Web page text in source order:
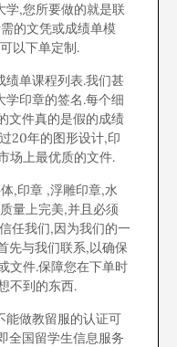
学,您所要做的就是联
的文凭或成绩单模
以下单定制.
绩单课程列表.我们甚
学印章的签名.每个细
文件真的是假的成绩
20年的图形设计,印
场上最优质的文件.
,印章 ,浮雕印章,水
量上完美,并且必须
任我们,因为我们的一
先与我们联系,以确保
文件.保障您在下单时
不到的东西.
能做教留服的认证可
全国留学生信息服务